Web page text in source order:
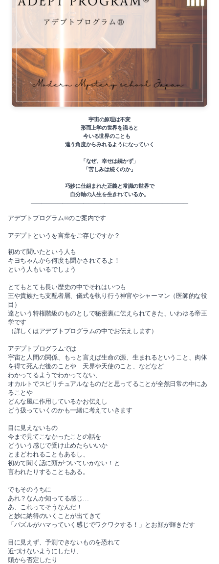
宇宙の原理は不変
形而上学の世界を識ると
今いる世界のことも
違う角度からみれるようになっていく
「なぜ、幸せは続かず」
「苦しみは続くのか」
巧妙に仕組まれた正義と常識の世界で
自分軸の人生を生きれているか。
——————————————————————————————
アデプトプログラム®のご案内です
アデプトというを言葉をご存じですか？
初めて聞いたという人も
キヨちゃんから何度も聞かされてるよ！
という人もいるでしょう
とてもとても長い歴史の中でそれはいつも
王や貴族たち支配者層、儀式を執り行う神官やシャーマン（医師的な役
目）
達という特権階級のものとしで秘密裏に伝えられてきた、いわゆる帝王
学です
（詳しくはアデプトプログラムの中でお伝えします）
アデプトプログラムでは
宇宙と人間の関係、もっと言えば生命の源、生まれるということ、肉体
を得て死んだ後のことや 天界や天使のこと、などなど
わかってるようでわかってない、
オカルトでスピリチュアルなものだと思ってることが全然日常の中にあ
ることや
どんな風に作用しているかお伝えし
どう扱っていくのかも一緒に考えていきます
目に見えないもの
今まで見てこなかったことの話を
どういう感じで受け止めたらいいか
とまどわれることもあるし、
初めて聞く話に頭がついていかない！と
言われたりすることもある。
でもそのうちに
あれ？なんか知ってる感じ…
あ、これってそうなんだ！
と妙に納得のいくことが出てきて
「パズルがハマっていく感じでワクワクする！」とお顔が輝きだす
目に見えず、予測できないものを恐れて
近づけないようにしたり、
頭から否定したり